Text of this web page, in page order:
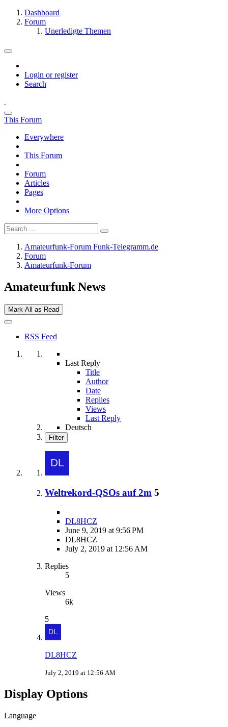
Dashboard
Forum
Unerledigte Themen
Login or register
Search
This Forum
Everywhere
This Forum
Forum
Articles
Pages
More Options
Amateurfunk-Forum Funk-Telegramm.de
Forum
Amateurfunk-Forum
Amateurfunk News
Mark All as Read
RSS Feed
Last Reply
Title
Author
Date
Replies
Views
Last Reply
Deutsch
Filter
Weltrekord-QSOs auf 2m 5
DL8HCZ
June 9, 2019 at 9:56 PM
DL8HCZ
July 2, 2019 at 12:56 AM
Replies
5
Views
6k
5
DL8HCZ
July 2, 2019 at 12:56 AM
Display Options
Language